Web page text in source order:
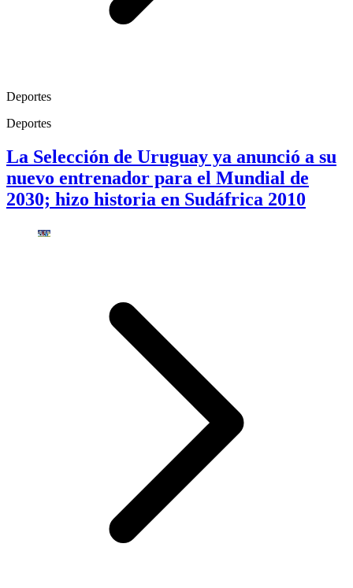
Deportes
Deportes
La Selección de Uruguay ya anunció a su
nuevo entrenador para el Mundial de
2030; hizo historia en Sudáfrica 2010